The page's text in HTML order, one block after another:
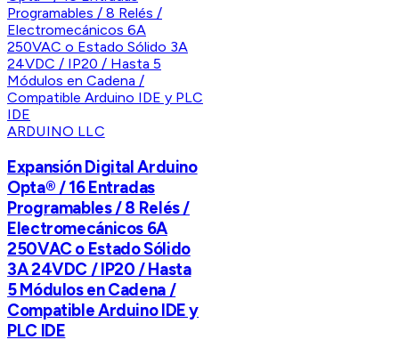
ARDUINO LLC
Expansión Digital Arduino
Opta® / 16 Entradas
Programables / 8 Relés /
Electromecánicos 6A
250VAC o Estado Sólido
3A 24VDC / IP20 / Hasta
5 Módulos en Cadena /
Compatible Arduino IDE y
PLC IDE